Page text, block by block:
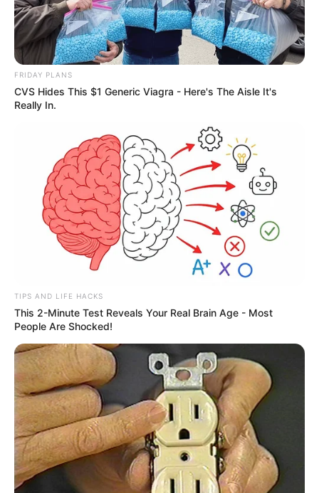
FRIDAY PLANS
CVS Hides This $1 Generic Viagra - Here's The Aisle It's
Really In.
TIPS AND LIFE HACKS
This 2-Minute Test Reveals Your Real Brain Age - Most
People Are Shocked!